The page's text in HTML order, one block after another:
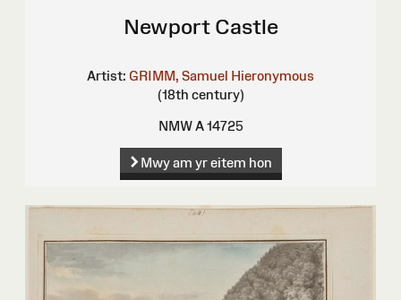
Newport Castle
Artist: GRIMM, Samuel Hieronymous
(18th century)
NMW A 14725
Mwy am yr eitem hon